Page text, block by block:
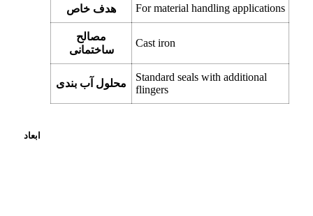
هدف خاص For material handling applications
مصالح
ساختمانی
Cast iron
محلول آب بندی
Standard seals with additional
flingers
ابعاد